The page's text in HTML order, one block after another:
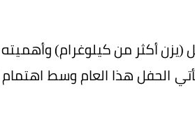
(يزن أكثر من كيلوغرام) وأهميته
الحفل هذا العام وسط